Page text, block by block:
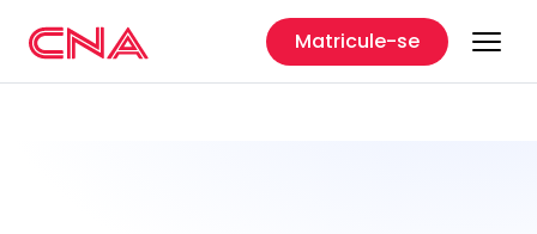
Matricule-se